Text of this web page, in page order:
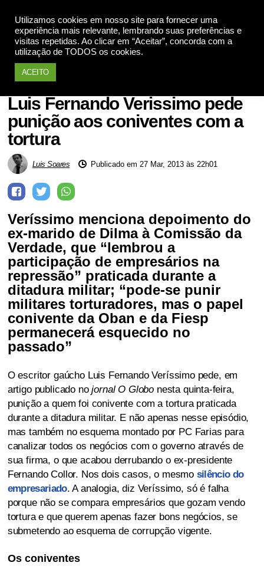
Utilizamos cookies em nosso site para fornecer uma
experiência mais relevante, lembrando suas preferências e
visitas repetidas. Ao clicar em “Aceitar”, concorda com a
utilização de TODOS os cookies.
ACEITO
Ditadura Militar
Luis Fernando Verissimo pede
punição aos coniventes com a
tortura
Luis Soares Publicado em 27 Mar, 2013 às 22h01
Veríssimo menciona depoimento do
ex-marido de Dilma à Comissão da
Verdade, que “lembrou a
participação de empresários na
repressão” praticada durante a
ditadura militar; “pode-se punir
militares torturadores, mas o papel
conivente da Oban e da Fiesp
permanecerá esquecido no
passado”
O escritor gaúcho Luis Fernando Veríssimo pede, em
artigo publicado nojornal O Globo nesta quinta-feira,
punição a quem foi conivente com a tortura praticada
durante a ditadura militar. E não apenas nesse episódio,
mas também no esquema montado por PC Farias para
canalizar todos os negócios com o governo através de
sua firma, o que acabou derrubando o ex-presidente
Fernando Collor. Nos dois casos, o mesmo silêncio do
empresariado. A analogia, diz Veríssimo, só é falha
porque não se compara empresários que gozam vendo
tortura e que querem apenas fazer bons negócios, se
submetendo ao esquema de corrupção vigente.
Os coniventes